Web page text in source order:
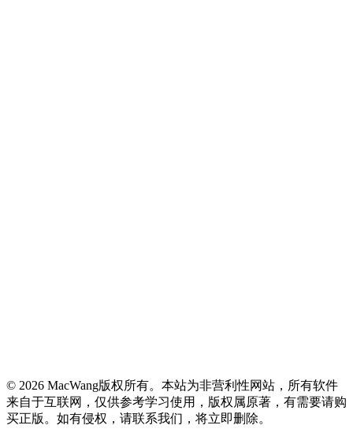
© 2026 MacWang版权所有。本站为非营利性网站，所有软件
来自于互联网，仅供参考学习使用，版权属原著，有需要请购
买正版。如有侵权，请联系我们，将立即删除。